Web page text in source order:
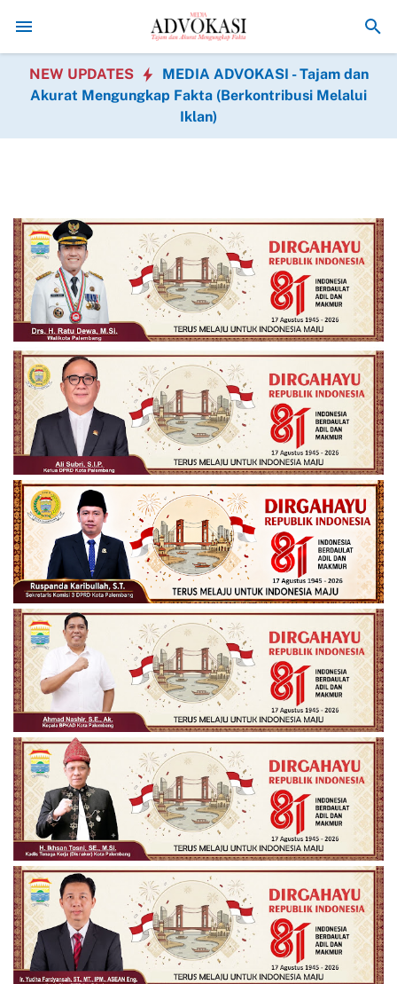
Jelang Penutupan Warga Cukil Gotong Royong Siapkan
NEW UPDATES
MEDIA ADVOKASI - Tajam dan
Akurat Mengungkap Fakta (Berkontribusi Melalui
Iklan)